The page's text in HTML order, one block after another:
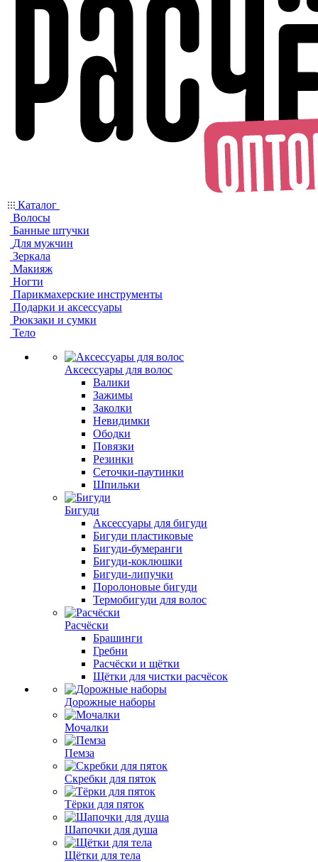
Каталог
Волосы
Банные штучки
Для мужчин
Зеркала
Макияж
Ногти
Парикмахерские инструменты
Подарки и аксессуары
Рюкзаки и сумки
Тело
Аксессуары для волос
Валики
Зажимы
Заколки
Невидимки
Ободки
Повязки
Резинки
Сеточки-паутинки
Шпильки
Бигуди
Аксессуары для бигуди
Бигуди пластиковые
Бигуди-бумеранги
Бигуди-коклюшки
Бигуди-липучки
Поролоновые бигуди
Термобигуди для волос
Расчёски
Брашинги
Гребни
Расчёски и щётки
Щётки для чистки расчёсок
Дорожные наборы
Мочалки
Пемза
Скребки для пяток
Тёрки для пяток
Шапочки для душа
Щётки для тела